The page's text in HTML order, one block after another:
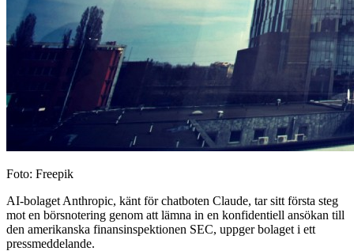
Foto: Freepik
AI-bolaget Anthropic, känt för chatboten Claude, tar sitt första steg
mot en börsnotering genom att lämna in en konfidentiell ansökan till
den amerikanska finansinspektionen SEC, uppger bolaget i ett
pressmeddelande.